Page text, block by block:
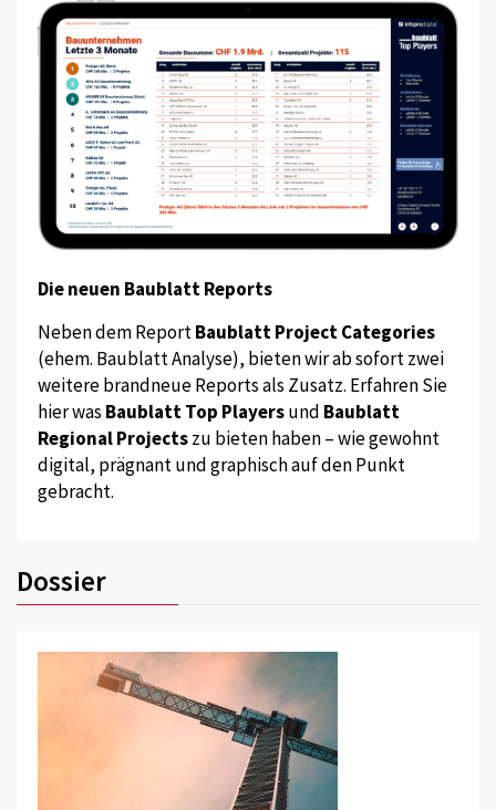
Die neuen Baublatt Reports
Neben dem ReportBaublatt Project Categories
(ehem. Baublatt Analyse), bieten wir ab sofort zwei
weitere brandneue Reports als Zusatz. Erfahren Sie
hier was Baublatt Top Playersund Baublatt
Regional Projectszu bieten haben – wie gewohnt
digital, prägnant und graphisch auf den Punkt
gebracht.
Dossier